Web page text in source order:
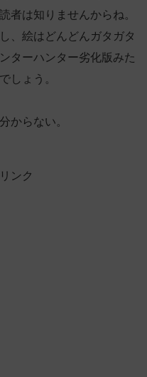
者は知りませんからね。
、絵はどんどんガタガタ
ターハンター劣化版みた
しょう。
からない。
ンク